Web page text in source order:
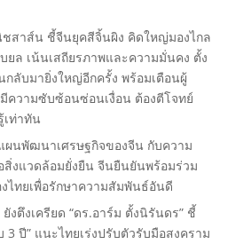
สาส์น ชี้จีนยุคสีจิ้นผิง คิดใหญ่มองไกล
ยล เน้นเสถียรภาพและความมั่นคง ตั้ง
กลับมายิ่งใหญ่อีกครั้ง พร้อมเตือนผู้
ความซับซ้อนซ่อนเงื่อน ต้องตีโจทย์
เท่าทัน
นพัฒนาเศรษฐกิจของจีน กับความ
สิ่งแวดล้อมยั่งยืน จีนยืนยันพร้อมร่วม
ไทยเพื่อรักษาความสัมพันธ์อันดี
งตึงเครียด “ดร.อาร์ม ตั้งนิรันดร” ชี้
3 ปี” แนะไทยเร่งปรับตัวรับมือสงคราม